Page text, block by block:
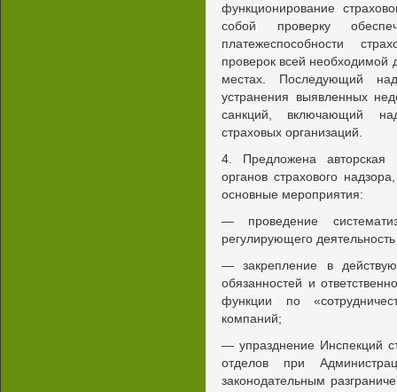
функционирование
собой проверку
платежеспособности
проверок всей необходимой
местах. Последующий
устранения выявленных
санкций, включающий
страховых организаций.
4. Предложена авторская
органов страхового
основные мероприятия:
— проведение
регулирующего
— закрепление в
обязанностей и
функции по
компаний;
— упразднение Инспекций
отделов при
законодательным